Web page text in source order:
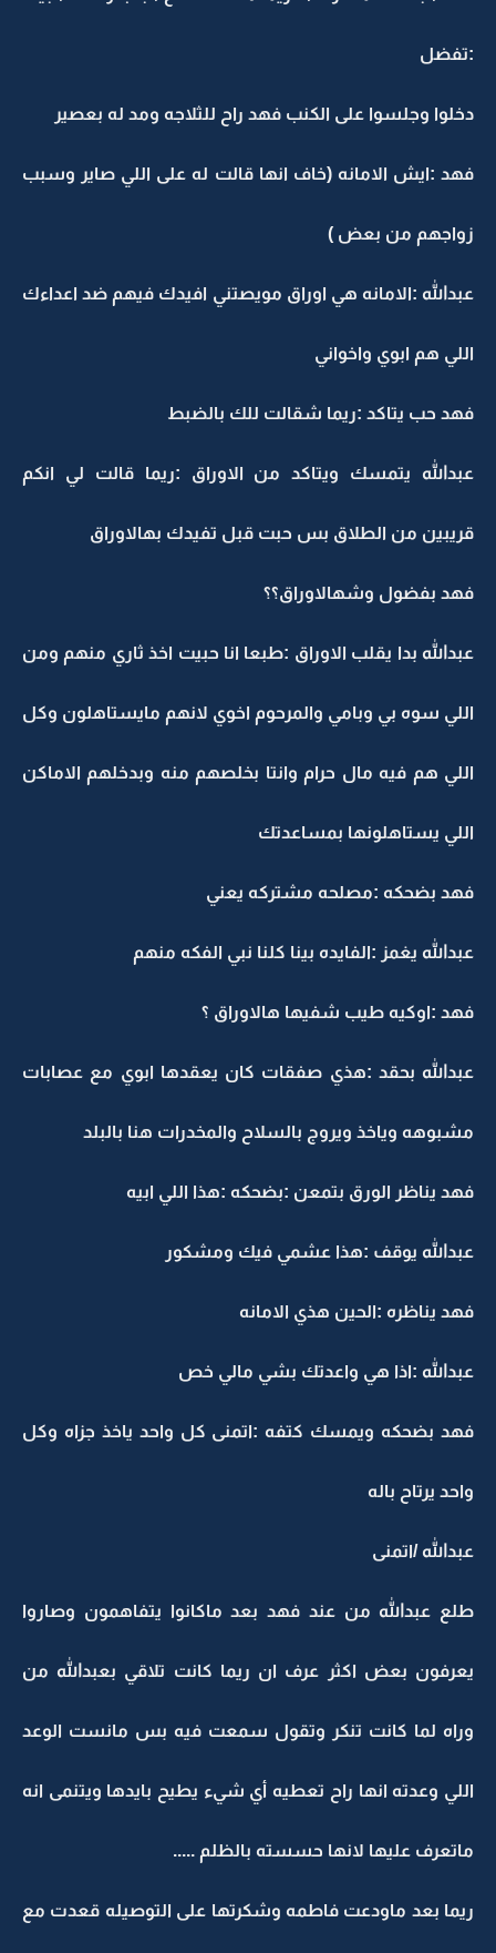
:تفضل
دخلوا وجلسوا على الكنب فهد راح للثلاجه ومد له بعصير
فهد :ايش الامانه (خاف انها قالت له على اللي صاير وسبب
زواجهم من بعض )
عبدالله :الامانه هي اوراق مويصتني افيدك فيهم ضد اعداءك
اللي هم ابوي واخواني
فهد حب يتاكد :ريما شقالت للك بالضبط
عبدالله يتمسك ويتاكد من الاوراق :ريما قالت لي انكم
قريبين من الطلاق بس حبت قبل تفيدك بهالاوراق
فهد بفضول وشهالاوراق؟؟
عبدالله بدا يقلب الاوراق :طبعا انا حبيت اخذ ثاري منهم ومن
اللي سوه بي وبامي والمرحوم اخوي لانهم مايستاهلون وكل
اللي هم فيه مال حرام وانتا بخلصهم منه وبدخلهم الاماكن
اللي يستاهلونها بمساعدتك
فهد بضحكه :مصلحه مشتركه يعني
عبدالله يغمز :الفايده بينا كلنا نبي الفكه منهم
فهد :اوكيه طيب شفيها هالاوراق ؟
عبدالله بحقد :هذي صفقات كان يعقدها ابوي مع عصابات
مشبوهه وياخذ ويروج بالسلاح والمخدرات هنا بالبلد
فهد يناظر الورق بتمعن :بضحكه :هذا اللي ابيه
عبدالله يوقف :هذا عشمي فيك ومشكور
فهد يناظره :الحين هذي الامانه
عبدالله :اذا هي واعدتك بشي مالي خص
فهد بضحكه ويمسك كتفه :اتمنى كل واحد ياخذ جزاه وكل
واحد يرتاح باله
عبدالله /اتمنى
طلع عبدالله من عند فهد بعد ماكانوا يتفاهمون وصاروا
يعرفون بعض اكثر عرف ان ريما كانت تلاقي بعبدالله من
وراه لما كانت تنكر وتقول سمعت فيه بس مانست الوعد
اللي وعدته انها راح تعطيه أي شيء يطيح بايدها ويتنمى انه
ماتعرف عليها لانها حسسته بالظلم .....
ريما بعد ماودعت فاطمه وشكرتها على التوصيله قعدت مع